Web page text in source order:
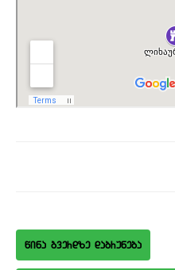
wina gverdze dabruneba